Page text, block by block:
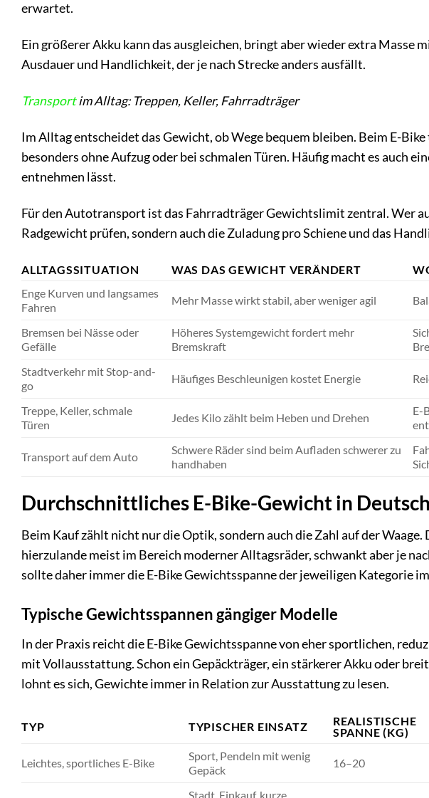
erwartet.
Ein größerer Akku kann das ausgleichen, bringt aber wieder extra Masse
Ausdauer und Handlichkeit, der je nach Strecke anders ausfällt.
Transportim Alltag: Treppen, Keller, Fahrradträger
Im Alltag entscheidet das Gewicht, ob Wege bequem bleiben. Beim E-
besonders ohne Aufzug oder bei schmalen Türen. Häufig macht es auch
entnehmen lässt.
Für den Autotransport ist das Fahrradträger Gewichtslimit zentral. Wer
Radgewicht prüfen, sondern auch die Zuladung pro Schiene und das
ALLTAGSSITUATION WAS DAS GEWICHT VERÄNDERT
Enge Kurven und langsames
Fahren
Mehr Masse wirkt stabil, aber weniger agil
Bremsen bei Nässe oder
Gefälle
Höheres Systemgewicht fordert mehr
Bremskraft
Stadtverkehr mit Stop-and-
go
Häufiges Beschleunigen kostet Energie
Treppe, Keller, schmale
Türen
Jedes Kilo zählt beim Heben und Drehen
E-
Transport auf dem Auto
Schwere Räder sind beim Aufladen schwerer zu
handhaben
Durchschnittliches E-Bike-Gewicht in
Beim Kauf zählt nicht nur die Optik, sondern auch die Zahl auf der
hierzulande meist im Bereich moderner Alltagsräder, schwankt aber je
sollte daher immer die E-Bike Gewichtsspanne der jeweiligen Kategorie
Typische Gewichtsspannen gängiger Modelle
In der Praxis reicht die E-Bike Gewichtsspanne von eher sportlichen,
mit Vollausstattung. Schon ein Gepäckträger, ein stärkerer Akku oder
lohnt es sich, Gewichte immer in Relation zur Ausstattung zu lesen.
TYP TYPISCHER EINSATZ
REALISTISCHE
SPANNE (KG)
Leichtes, sportliches E-Bike
Sport, Pendeln mit wenig
Gepäck
16–20
Stadt, Einkauf, kurze